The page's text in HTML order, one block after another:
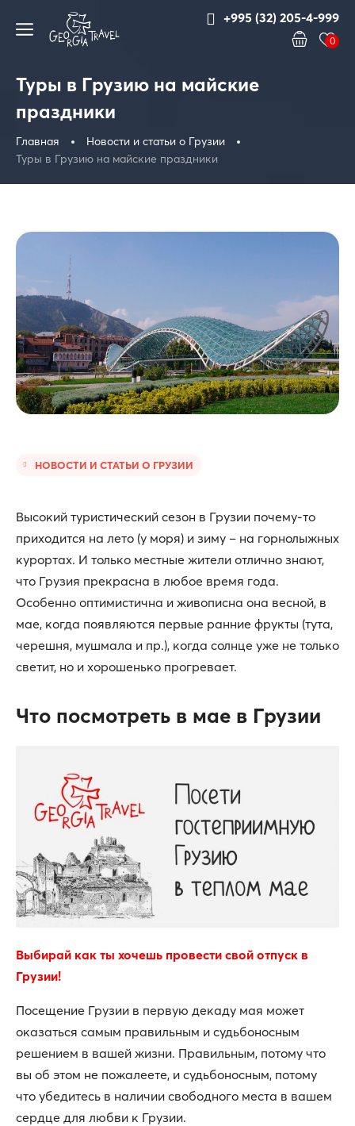
+995 (32) 205-4-999
0
Туры в Грузию на майские
праздники
Главная
Новости и статьи о Грузии
Туры в Грузию на майские праздники
НОВОСТИ И СТАТЬИ О ГРУЗИИ
Высокий туристический сезон в Грузии почему-то
приходится на лето (у моря) и зиму – на горнолыжных
курортах. И только местные жители отлично знают,
что Грузия прекрасна в любое время года.
Особенно оптимистична и живописна она весной, в
мае, когда появляются первые ранние фрукты (тута,
черешня, мушмала и пр.), когда солнце уже не только
светит, но и хорошенько прогревает.
Что посмотреть в мае в Грузии
Выбирай как ты хочешь провести свой отпуск в
Грузии!
Посещение Грузии в первую декаду мая может
оказаться самым правильным и судьбоносным
решением в вашей жизни. Правильным, потому что
вы об этом не пожалеете, и судьбоносным, потому
что убедитесь в наличии свободного места в вашем
сердце для любви к Грузии.